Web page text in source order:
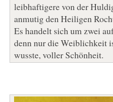
leibhaftigere von der
anmutig den Heiligen
Es handelt sich um zwei
denn nur die Weiblichkeit
wusste, voller Schönheit.